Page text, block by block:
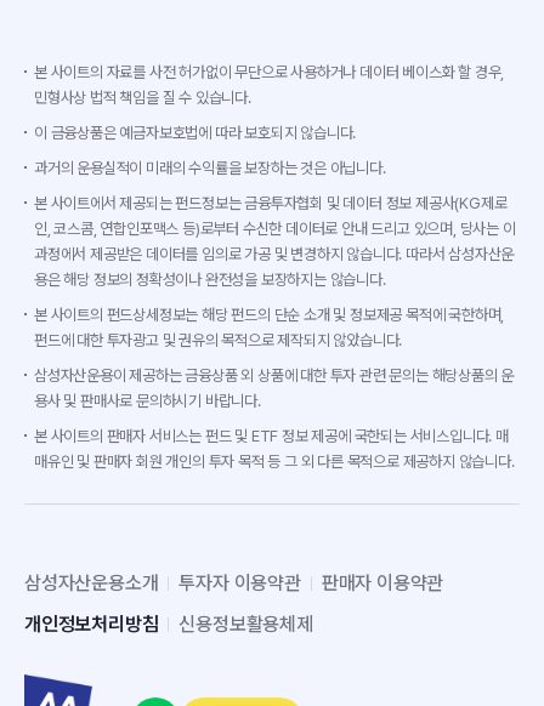
본 사이트의 자료를 사전 허가없이 무단으로 사용하거나 데이터 베이스화 할 경우,
민형사상 법적 책임을 질 수 있습니다.
이 금융상품은 예금자보호법에 따라 보호되지 않습니다.
과거의 운용실적이 미래의 수익률을 보장하는 것은 아닙니다.
본 사이트에서 제공되는 펀드정보는 금융투자협회 및 데이터 정보 제공사(KG제로
인, 코스콤, 연합인포맥스 등)로부터 수신한 데이터로 안내 드리고 있으며, 당사는 이
과정에서 제공받은 데이터를 임의로 가공 및 변경하지 않습니다. 따라서 삼성자산운
용은 해당 정보의 정확성이나 완전성을 보장하지는 않습니다.
본 사이트의 펀드상세정보는 해당 펀드의 단순 소개 및 정보제공 목적에 국한하며,
펀드에 대한 투자광고 및 권유의 목적으로 제작되지 않았습니다.
삼성자산운용이 제공하는 금융상품 외 상품에 대한 투자 관련 문의는 해당상품의 운
용사 및 판매사로 문의하시기 바랍니다.
본 사이트의 판매자 서비스는 펀드 및 ETF 정보 제공에 국한되는 서비스입니다. 매
매유인 및 판매자 회원 개인의 투자 목적 등 그 외 다른 목적으로 제공하지 않습니다.
삼성자산운용소개 투자자 이용약관
판매자 이용약관
개인정보처리방침
신용정보활용체제